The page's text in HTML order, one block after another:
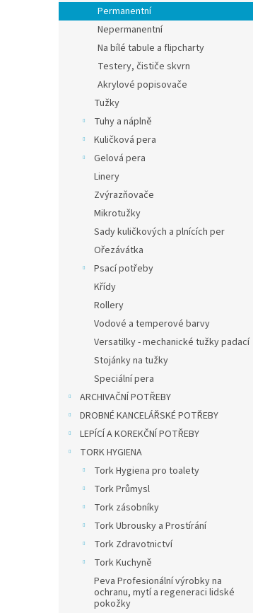
n
e
Permanentní
Nepermanentní
Na bílé tabule a flipcharty
Testery, čističe skvrn
Akrylové popisovače
Tužky
Tuhy a náplně
Kuličková pera
Gelová pera
Linery
Zvýrazňovače
Mikrotužky
Sady kuličkových a plnících per
Ořezávátka
Psací potřeby
Křídy
Rollery
Vodové a temperové barvy
Versatilky - mechanické tužky padací
Stojánky na tužky
Speciální pera
ARCHIVAČNÍ POTŘEBY
DROBNÉ KANCELÁŘSKÉ POTŘEBY
LEPÍCÍ A KOREKČNÍ POTŘEBY
TORK HYGIENA
Tork Hygiena pro toalety
Tork Průmysl
Tork zásobníky
Tork Ubrousky a Prostírání
Tork Zdravotnictví
Tork Kuchyně
Peva Profesionální výrobky na
ochranu, mytí a regeneraci lidské
pokožky